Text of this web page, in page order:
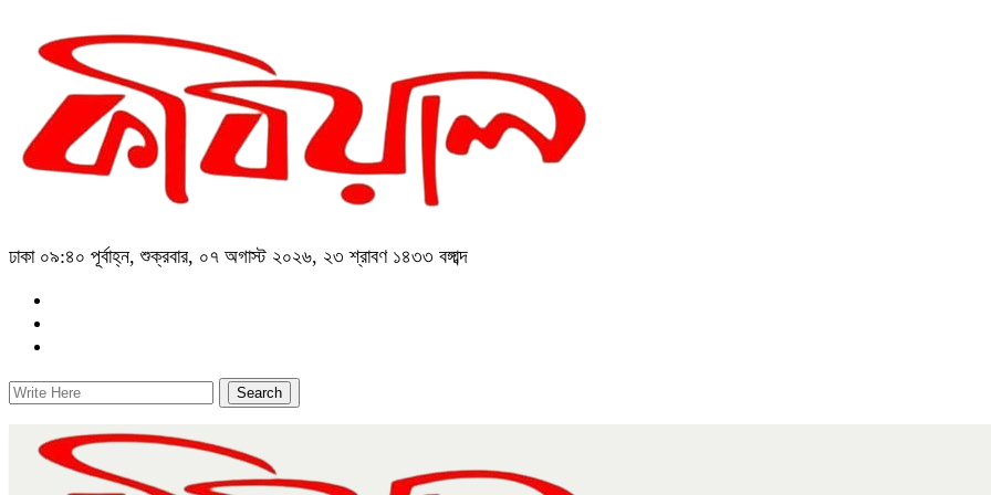
ঢাকা ০৯:৪০ পূর্বাহ্ন, শুক্রবার, ০৭ অগাস্ট ২০২৬, ২৩ শ্রাবণ ১৪৩৩ বঙ্গাব্দ